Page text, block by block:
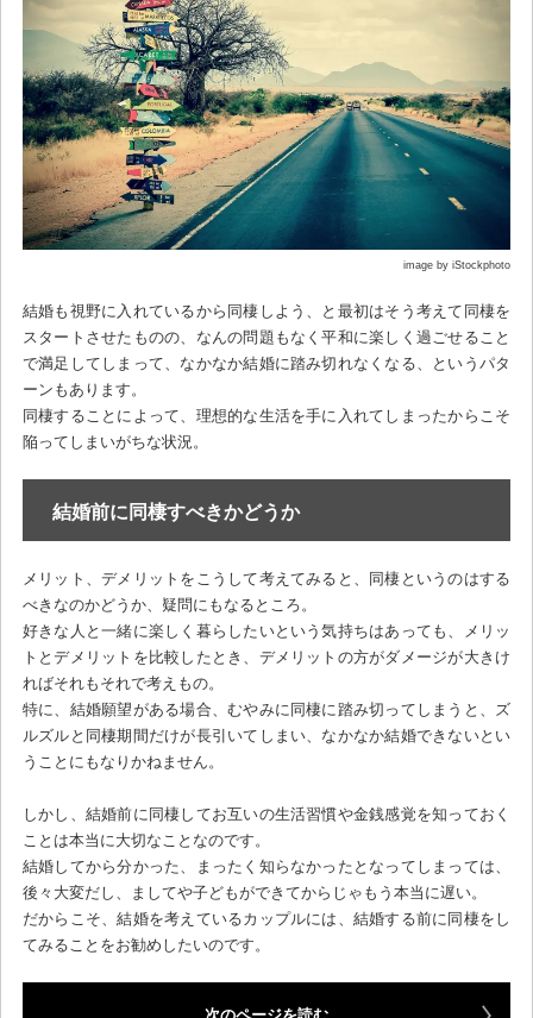
image by iStockphoto
結婚も視野に入れているから同棲しよう、と最初はそう考えて同棲を
スタートさせたものの、なんの問題もなく平和に楽しく過ごせること
で満足してしまって、なかなか結婚に踏み切れなくなる、というパタ
ーンもあります。
同棲することによって、理想的な生活を手に入れてしまったからこそ
陥ってしまいがちな状況。
結婚前に同棲すべきかどうか
メリット、デメリットをこうして考えてみると、同棲というのはする
べきなのかどうか、疑問にもなるところ。
好きな人と一緒に楽しく暮らしたいという気持ちはあっても、メリッ
トとデメリットを比較したとき、デメリットの方がダメージが大きけ
ればそれもそれで考えもの。
特に、結婚願望がある場合、むやみに同棲に踏み切ってしまうと、ズ
ルズルと同棲期間だけが長引いてしまい、なかなか結婚できないとい
うことにもなりかねません。
しかし、結婚前に同棲してお互いの生活習慣や金銭感覚を知っておく
ことは本当に大切なことなのです。
結婚してから分かった、まったく知らなかったとなってしまっては、
後々大変だし、ましてや子どもができてからじゃもう本当に遅い。
だからこそ、結婚を考えているカップルには、結婚する前に同棲をし
てみることをお勧めしたいのです。